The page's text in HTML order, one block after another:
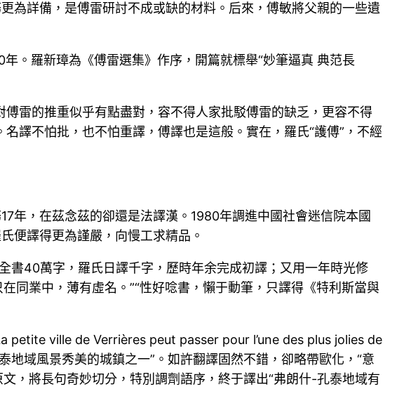
為詳備，是傅雷研討不成或缺的材料。后來，傅敏將父親的一些遺
。羅新璋為《傅雷選集》作序，開篇就標舉“妙筆逼真 典范長
雷的推重似乎有點盡對，容不得人家批駁傅雷的缺乏，更容不得
譯不怕批，也不怕重譯，傅譯也是這般。實在，羅氏“護傅”，不經
年，在茲念茲的卻還是法譯漢。1980年調進中國社會迷信院本國
便譯得更為謹嚴，向慢工求精品。
全書40萬字，羅氏日譯千字，歷時年余完成初譯；又用一年時光修
同業中，薄有虛名。”“性好唸書，懶于動筆，只譯得《特利斯當與
petite ville de Verrières peut passer pour l’une des plus jolies de
域風景秀美的城鎮之一”。如許翻譯固然不錯，卻略帶歐化，“意
，將長句奇妙切分，特別調劑語序，終于譯出“弗朗什-孔泰地域有